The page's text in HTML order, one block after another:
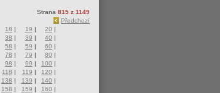
Strana 815 z 1149
Předchozí
18 | 19 | 20 |
38 | 39 | 40 |
58 | 59 | 60 |
78 | 79 | 80 |
98 | 99 | 100 |
118 | 119 | 120 |
138 | 139 | 140 |
158 | 159 | 160 |